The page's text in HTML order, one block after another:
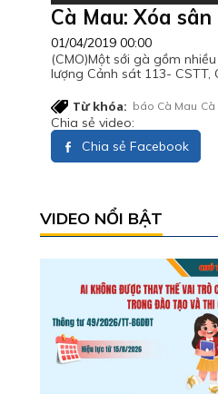
Cà Mau: Xóa
01/04/2019 00:00
(CMO)Một sới gà gồm
lượng Cảnh sát 113-
Từ khóa: báo Cà Mau Cà
Chia sẻ video:
Chia sẻ Facebook
VIDEO NỔI BẬT